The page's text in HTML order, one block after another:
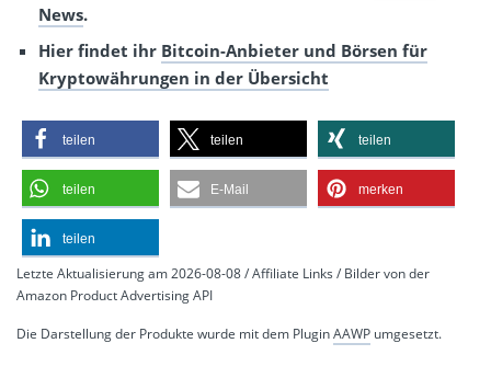
News.
Hier findet ihr Bitcoin-Anbieter und Börsen für
Kryptowährungen in der Übersicht
teilen teilen teilen
teilen E-Mail merken
teilen
Letzte Aktualisierung am 2026-08-08 / Affiliate Links / Bilder von der
Amazon Product Advertising API
Die Darstellung der Produkte wurde mit dem PluginAAWP umgesetzt.